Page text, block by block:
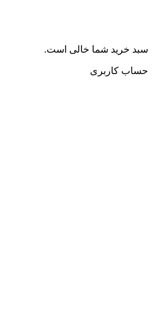
سبد خرید شما خالی است.
حساب کاربری